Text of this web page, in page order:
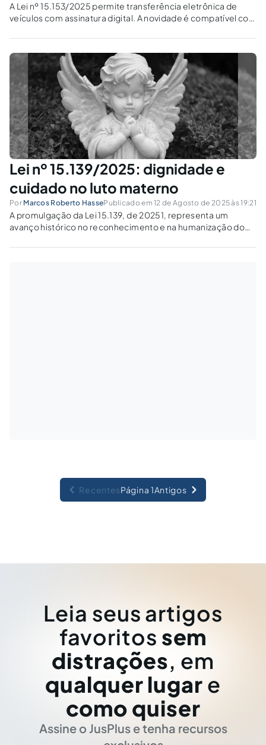
A Lei nº 15.153/2025 permite transferência eletrônica de
veículos com assinatura digital. A novidade é compatível com
Lei nº 15.139/2025: dignidade e
cuidado no luto materno
Por Marcos Roberto HassePublicado em 12 de Agosto de 2025 às 19:21
A promulgação da Lei 15.139, de 20251, representa um
avanço histórico no reconhecimento e na humanização do
consolidando políticas públicas voltadas à saúde da mulher,
RecentesPágina 1Antigos
Leia seus artigos
favoritos sem
distrações, em
qualquer lugar e
como quiser
Assine o JusPlus e tenha recursos